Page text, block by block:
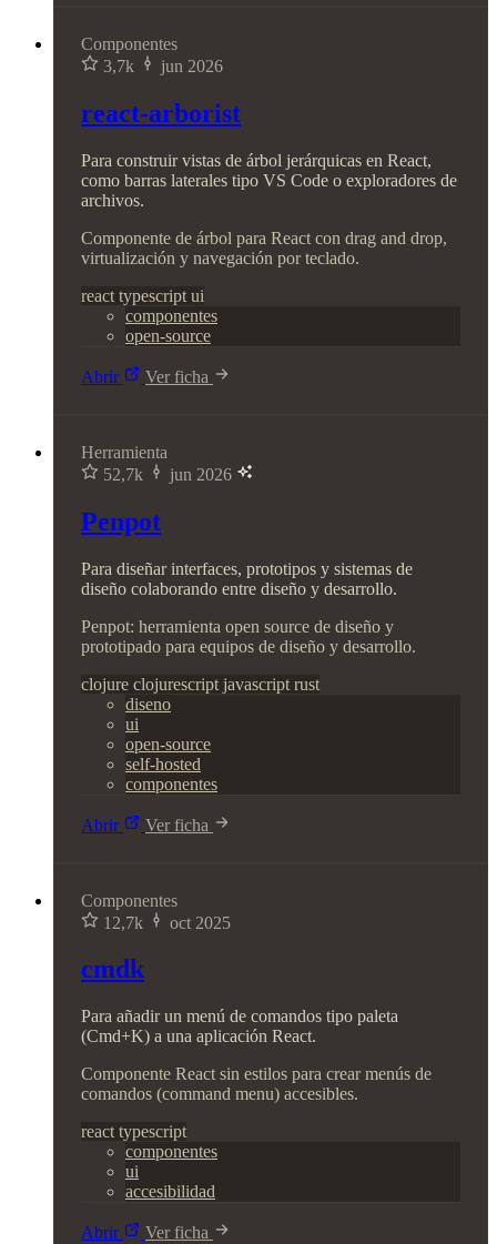
Componentes
3,7k
jun 2026
react-arborist
Para construir vistas de árbol jerárquicas en React,
como barras laterales tipo VS Code o exploradores de
archivos.
Componente de árbol para React con drag and drop,
virtualización y navegación por teclado.
react typescript ui
componentes
open-source
Abrir Ver ficha
Herramienta
52,7k
jun 2026
Penpot
Para diseñar interfaces, prototipos y sistemas de
diseño colaborando entre diseño y desarrollo.
Penpot: herramienta open source de diseño y
prototipado para equipos de diseño y desarrollo.
clojure clojurescript javascript rust
diseno
ui
open-source
self-hosted
componentes
Abrir Ver ficha
Componentes
12,7k
oct 2025
cmdk
Para añadir un menú de comandos tipo paleta
(Cmd+K) a una aplicación React.
Componente React sin estilos para crear menús de
comandos (command menu) accesibles.
react typescript
componentes
ui
accesibilidad
Abrir Ver ficha